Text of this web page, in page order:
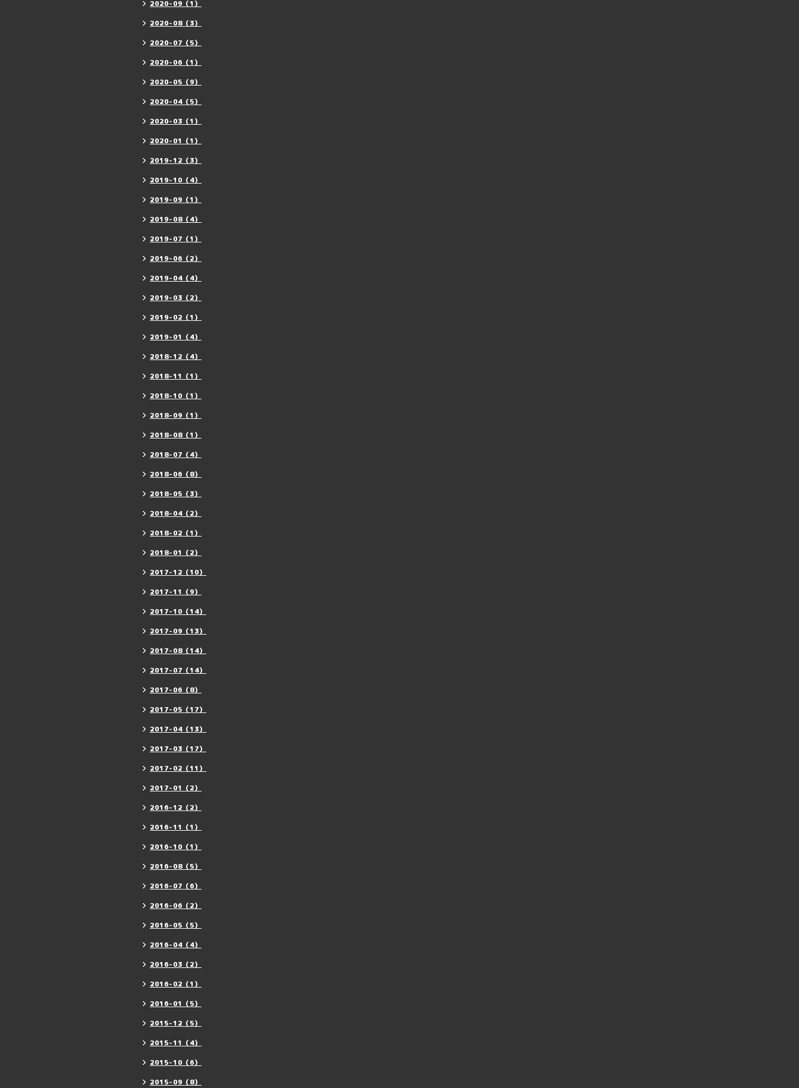
2020-09（1）
2020-08（3）
2020-07（5）
2020-06（1）
2020-05（9）
2020-04（5）
2020-03（1）
2020-01（1）
2019-12（3）
2019-10（4）
2019-09（1）
2019-08（4）
2019-07（1）
2019-06（2）
2019-04（4）
2019-03（2）
2019-02（1）
2019-01（4）
2018-12（4）
2018-11（1）
2018-10（1）
2018-09（1）
2018-08（1）
2018-07（4）
2018-06（8）
2018-05（3）
2018-04（2）
2018-02（1）
2018-01（2）
2017-12（10）
2017-11（9）
2017-10（14）
2017-09（13）
2017-08（14）
2017-07（14）
2017-06（8）
2017-05（17）
2017-04（13）
2017-03（17）
2017-02（11）
2017-01（2）
2016-12（2）
2016-11（1）
2016-10（1）
2016-08（5）
2016-07（6）
2016-06（2）
2016-05（5）
2016-04（4）
2016-03（2）
2016-02（1）
2016-01（5）
2015-12（5）
2015-11（4）
2015-10（6）
2015-09（8）